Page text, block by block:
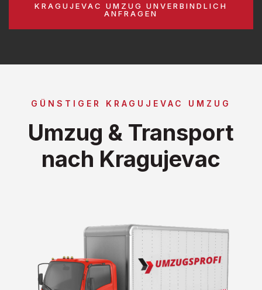
KRAGUJEVAC UMZUG UNVERBINDLICH
ANFRAGEN
GÜNSTIGER KRAGUJEVAC UMZUG
Umzug & Transport
nach Kragujevac